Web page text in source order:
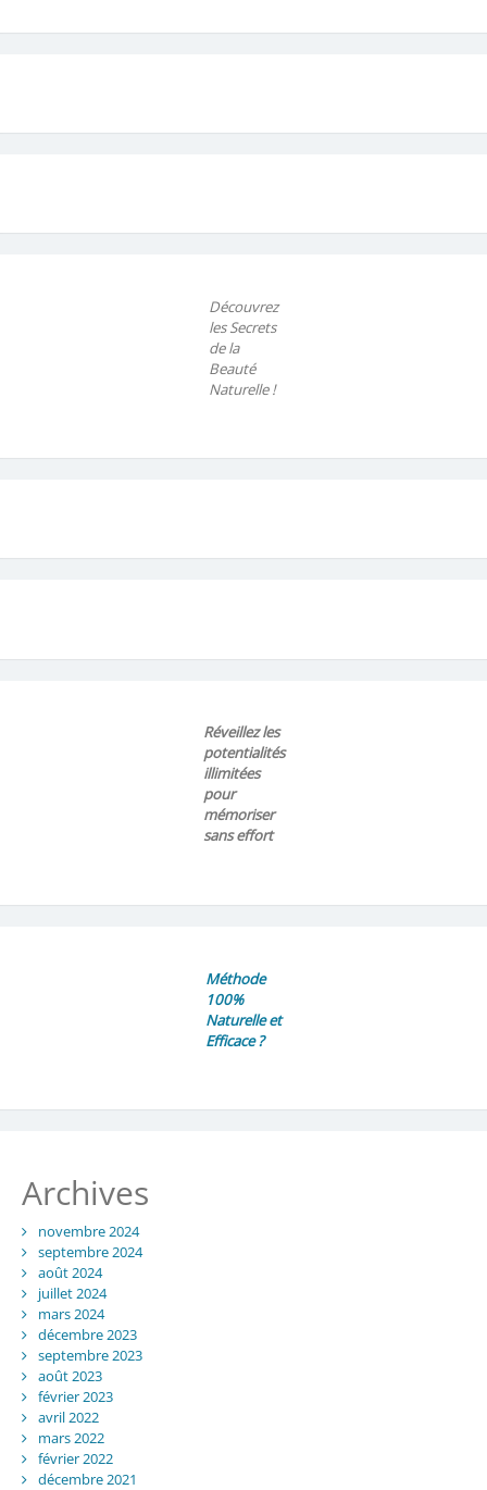
Découvrez
les Secrets
de la
Beauté
Naturelle !
Réveillez les
potentialités
illimitées
pour
mémoriser
sans effort
Méthode
100%
Naturelle et
Efficace ?
Archives
novembre 2024
septembre 2024
août 2024
juillet 2024
mars 2024
décembre 2023
septembre 2023
août 2023
février 2023
avril 2022
mars 2022
février 2022
décembre 2021